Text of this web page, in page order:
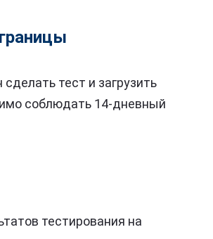
тест и загрузить
соблюдать 14-дневный
тестирования на